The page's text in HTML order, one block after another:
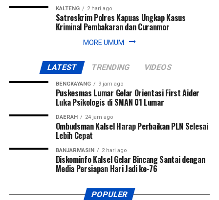
KALTENG 2 hari ago
Satreskrim Polres Kapuas Ungkap Kasus
Kriminal Pembakaran dan Curanmor
MORE UMUM
LATEST TRENDING VIDEOS
BENGKAYANG 9 jam ago
Puskesmas Lumar Gelar Orientasi First Aider
Luka Psikologis di SMAN 01 Lumar
DAERAH 24 jam ago
Ombudsman Kalsel Harap Perbaikan PLN Selesai
Lebih Cepat
BANJARMASIN 2 hari ago
Diskominfo Kalsel Gelar Bincang Santai dengan
Media Persiapan Hari Jadi ke-76
POPULER